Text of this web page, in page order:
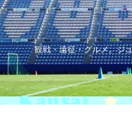
観戦・遠征・グルメ。ジ